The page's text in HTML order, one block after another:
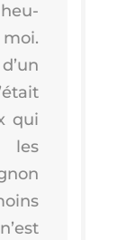
heu­
qui
les